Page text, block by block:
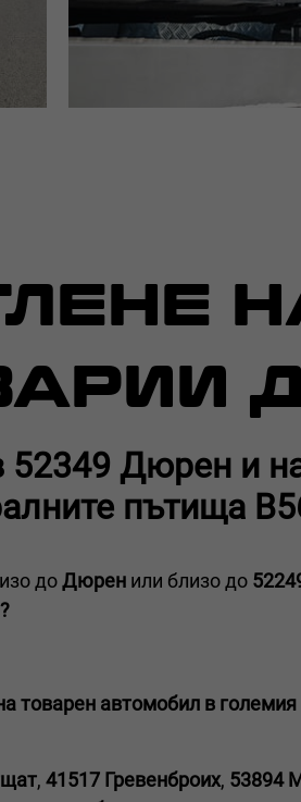
Дюрен и
пътища
доДюрен или близо до
товарен автомобил в
, 41517 Гревенброих, 53894